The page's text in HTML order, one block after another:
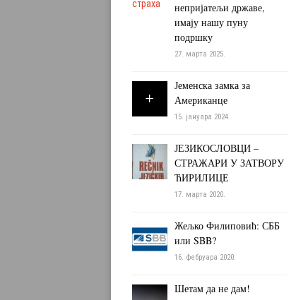
непријатељи државе,
имају нашу пуну
подршку
27. марта 2025.
Јеменска замка за
Американце
15. јануара 2024.
ЈЕЗИКОСЛОВЦИ –
СТРАЖАРИ У ЗАТВОРУ
ЋИРИЛИЦЕ
17. марта 2020.
Жељко Филиповић: СББ
или SBB?
16. фебруара 2020.
Шетам да не дам!